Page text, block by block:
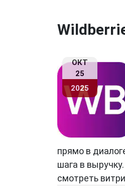
ОКТ
25
2025
прямо в
шага в
смотреть